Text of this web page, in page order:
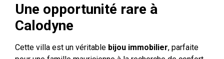
Une opportunité rare à
Calodyne
Cette villa est un véritable bijou immobilier, parfaite